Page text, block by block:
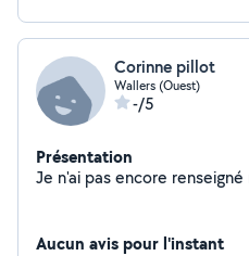
Corinne pillot
Wallers (Ouest)
-/5
Présentation
Aucun avis pour l'instant